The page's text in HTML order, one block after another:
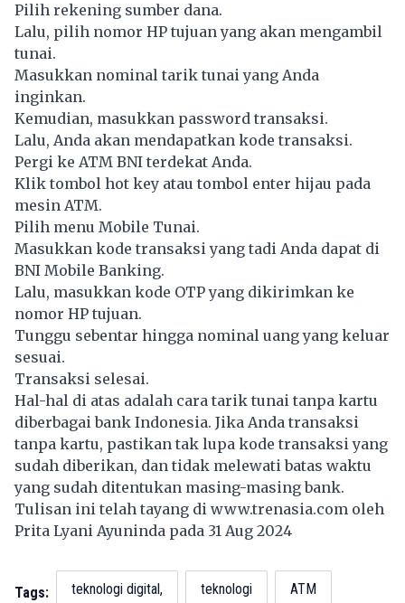
Pilih rekening sumber dana.
Lalu, pilih nomor HP tujuan yang akan mengambil
tunai.
Masukkan nominal tarik tunai yang Anda
inginkan.
Kemudian, masukkan password transaksi.
Lalu, Anda akan mendapatkan kode transaksi.
Pergi ke ATM BNI terdekat Anda.
Klik tombol hot key atau tombol enter hijau pada
mesin ATM.
Pilih menu Mobile Tunai.
Masukkan kode transaksi yang tadi Anda dapat di
BNI Mobile Banking.
Lalu, masukkan kode OTP yang dikirimkan ke
nomor HP tujuan.
Tunggu sebentar hingga nominal uang yang keluar
sesuai.
Transaksi selesai.
Hal-hal di atas adalah cara tarik tunai tanpa kartu
diberbagai bank Indonesia. Jika Anda transaksi
tanpa kartu, pastikan tak lupa kode transaksi yang
sudah diberikan, dan tidak melewati batas waktu
yang sudah ditentukan masing-masing bank.
Tulisan ini telah tayang di www.trenasia.com oleh
Prita Lyani Ayuninda pada 31 Aug 2024
Tags: teknologi digital, teknologi ATM